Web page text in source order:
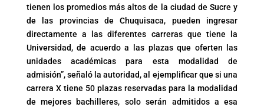
tienen los promedios más altos de la ciudad de Sucre y
de las provincias de Chuquisaca, pueden ingresar
directamente a las diferentes carreras que tiene la
Universidad, de acuerdo a las plazas que oferten las
unidades académicas para esta modalidad de
admisión”, señaló la autoridad, al ejemplificar que si una
carrera X tiene 50 plazas reservadas para la modalidad
de mejores bachilleres, solo serán admitidos a esa